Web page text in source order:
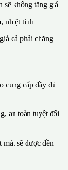
sẽ không tăng giá
nhiệt tình
cả phải chăng
cung cấp đầy đủ
an toàn tuyệt đối
mát sẽ được đền